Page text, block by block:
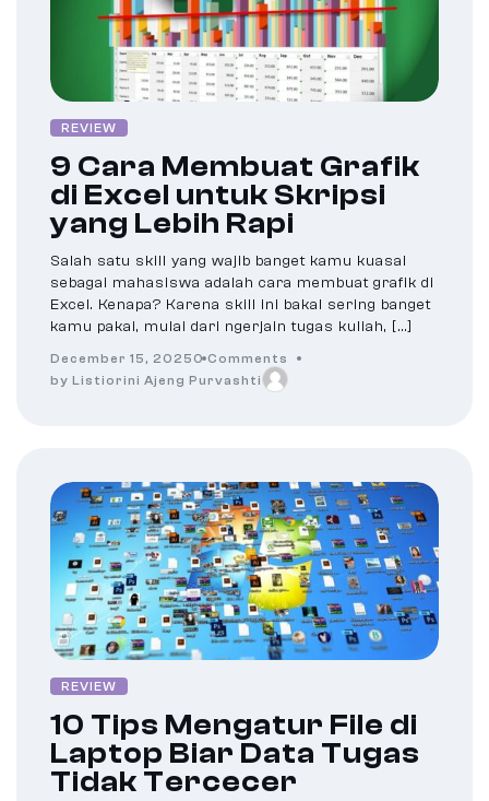
REVIEW
9 Cara Membuat Grafik
di Excel untuk Skripsi
yang Lebih Rapi
Salah satu skill yang wajib banget kamu kuasai
sebagai mahasiswa adalah cara membuat grafik di
Excel. Kenapa? Karena skill ini bakal sering banget
kamu pakai, mulai dari ngerjain tugas kuliah, […]
December 15, 2025 0 Comments
by Listiorini Ajeng Purvashti
REVIEW
10 Tips Mengatur File di
Laptop Biar Data Tugas
Tidak Tercecer